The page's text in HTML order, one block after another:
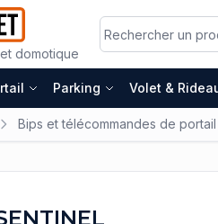
domotique
Parking Volet &
Bips et télécommandes de portail